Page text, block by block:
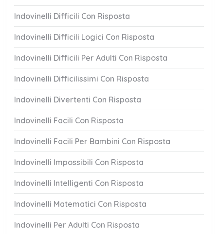
Indovinelli Difficili Con Risposta
Indovinelli Difficili Logici Con Risposta
Indovinelli Difficili Per Adulti Con Risposta
Indovinelli Difficilissimi Con Risposta
Indovinelli Divertenti Con Risposta
Indovinelli Facili Con Risposta
Indovinelli Facili Per Bambini Con Risposta
Indovinelli Impossibili Con Risposta
Indovinelli Intelligenti Con Risposta
Indovinelli Matematici Con Risposta
Indovinelli Per Adulti Con Risposta